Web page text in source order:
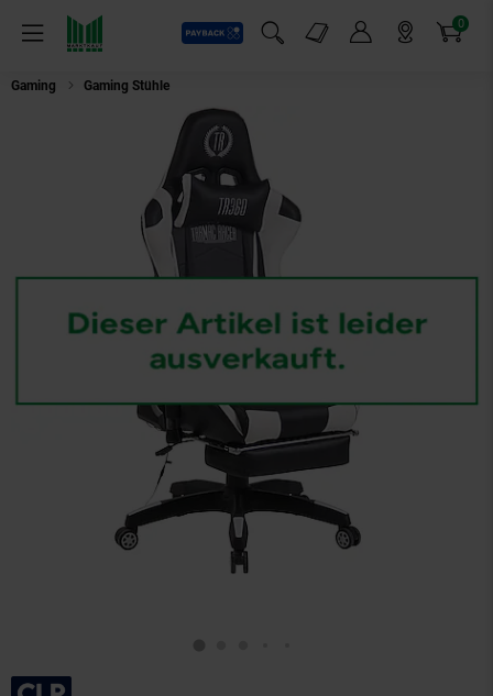
Menü
Payback
Suchfeld einblenden
Markt-Angebote 0
Artikel
Gaming Gaming Stühle